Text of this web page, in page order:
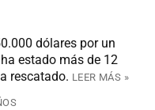
dólares por un
estado más de 12
rescatado. LEER MÁS »